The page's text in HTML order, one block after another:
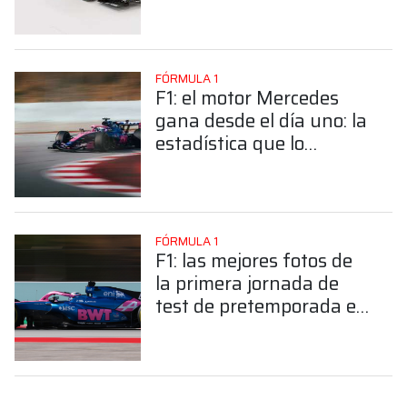
FÓRMULA 1
F1: el motor Mercedes
gana desde el día uno: la
estadística que lo
FÓRMULA 1
F1: las mejores fotos de
la primera jornada de
test de pretemporada en